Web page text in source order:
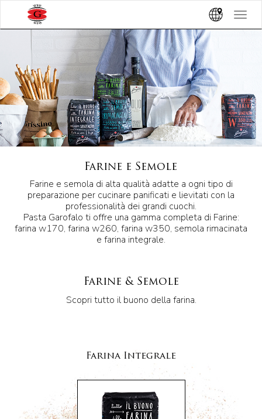
Toggle
Farine e Semole
Farine e semola di alta qualità adatte a ogni tipo di
preparazione per cucinare panificati e lievitati con la
professionalità dei grandi cuochi.
Pasta Garofalo ti offre una gamma completa di Farine:
farina w170, farina w260, farina w350, semola rimacinata
e farina integrale.
Farine & Semole
Scopri tutto il buono della farina.
Farina Integrale